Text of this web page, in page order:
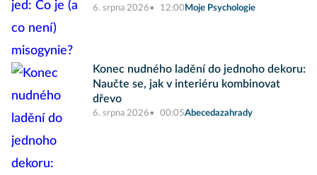
6. srpna 2026 12:00 Moje Psychologie
Konec nudného ladění do jednoho dekoru:
Naučte se, jak v interiéru kombinovat
dřevo
6. srpna 2026 00:05Abecedazahrady